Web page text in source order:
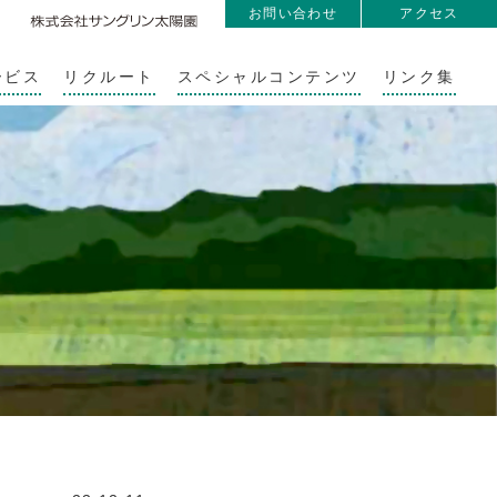
お問い合わせ アクセス
ス リクルート スペシャルコンテンツ リンク集